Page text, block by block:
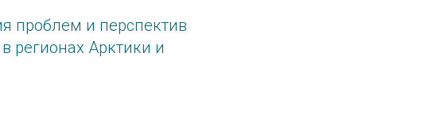
проблем и перспектив
регионах Арктики и